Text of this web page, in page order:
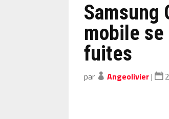
Samsung
mobile
fuites
par Angeolivier|